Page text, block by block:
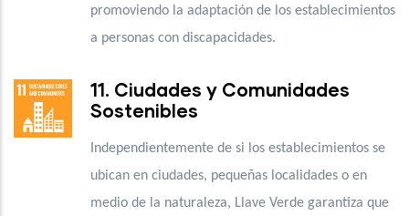
promoviendo la adaptación de los establecimientos
a personas con discapacidades.
11. Ciudades y Comunidades
Sostenibles
Independientemente de si los establecimientos se
ubican en ciudades, pequeñas localidades o en
medio de la naturaleza, Llave Verde garantiza que